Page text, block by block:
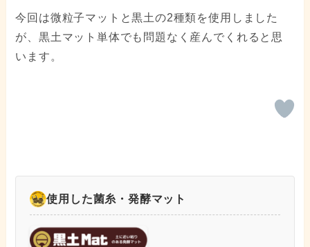
今回は微粒子マットと黒土の2種類を使用しました
が、黒土マット単体でも問題なく産んでくれると思
います。
使用した菌糸・発酵マット